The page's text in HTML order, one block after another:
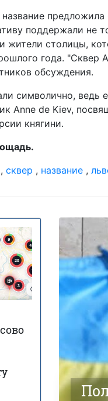
поддержали не
жители столицы,
года.
обсуждения.
символично, ведь
Anne de Kiev,
княгини.
, сквер , название ,